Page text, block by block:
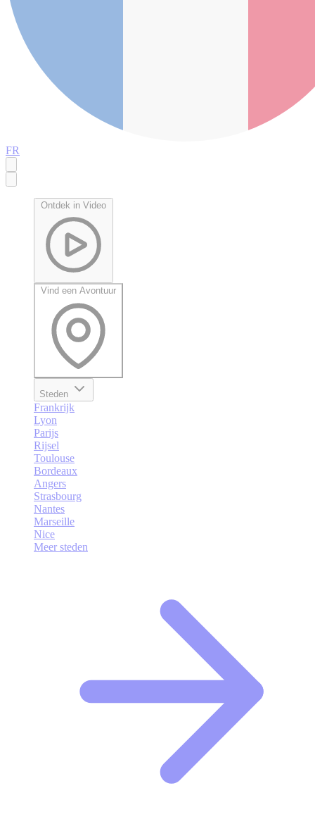
FR
Ontdek in Video
Vind een Avontuur
Steden
Frankrijk
Lyon
Parijs
Rijsel
Toulouse
Bordeaux
Angers
Strasbourg
Nantes
Marseille
Nice
Meer steden